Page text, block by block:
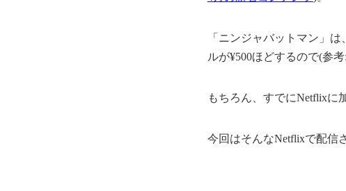
「ニンジャバットマン」
ルが¥500ほどするので(参考:
もちろん、すでにNetflixに
今回はそんなNetflixで配信